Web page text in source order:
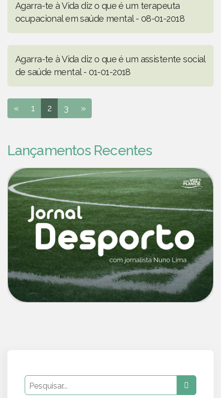
Agarra-te à Vida diz o que é um terapeuta
ocupacional em saúde mental - 08-01-2018
Agarra-te à Vida diz o que é um assistente social
de saúde mental - 01-01-2018
« 1 2 3 »
Lançamentos Recentes